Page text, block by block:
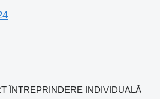
ÎNTREPRINDERE INDIVIDUALĂ